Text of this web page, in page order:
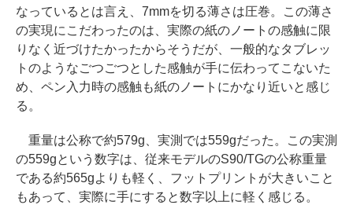
なっているとは言え、7mmを切る薄さは圧巻。この薄さ
の実現にこだわったのは、実際の紙のノートの感触に限
りなく近づけたかったからそうだが、一般的なタブレッ
トのようなごつごつとした感触が手に伝わってこないた
め、ペン入力時の感触も紙のノートにかなり近いと感じ
る。
重量は公称で約579g、実測では559gだった。この実測
の559gという数字は、従来モデルのS90/TGの公称重量
である約565gよりも軽く、フットプリントが大きいこと
もあって、実際に手にすると数字以上に軽く感じる。